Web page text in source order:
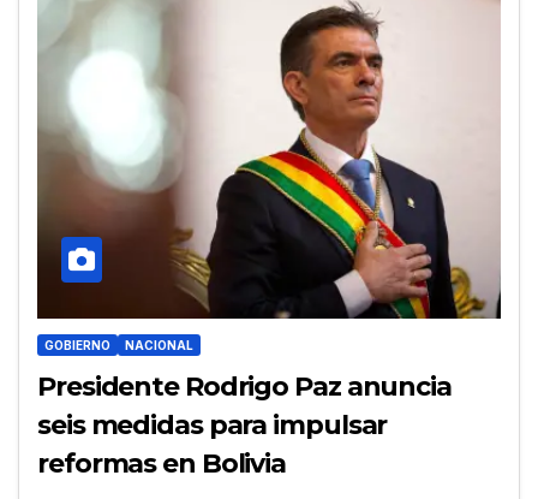
GOBIERNO NACIONAL
Presidente Rodrigo Paz anuncia
seis medidas para impulsar
reformas en Bolivia